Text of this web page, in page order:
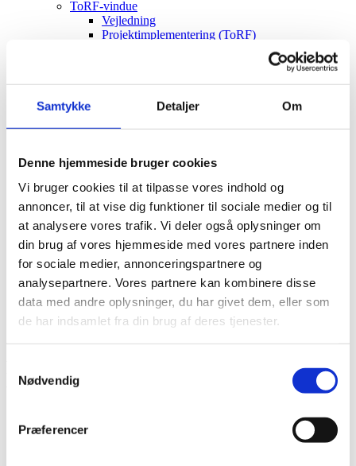
Samtykke Detaljer Om
Denne hjemmeside bruger cookies
Vi bruger cookies til at tilpasse vores indhold og
annoncer, til at vise dig funktioner til sociale medier og til
at analysere vores trafik. Vi deler også oplysninger om
din brug af vores hjemmeside med vores partnere inden
for sociale medier, annonceringspartnere og
analysepartnere. Vores partnere kan kombinere disse
data med andre oplysninger, du har givet dem, eller som
de har indsamlet fra din brug af deres tjenester.
Nødvendig
Præferencer
ToRF-vindue
Vejledning
Projektimplementering (ToRF)
Værdier og vision
Udviklingssyn
Folkelig forankring
Organisation
Bestyrelse og Bevillingsudvalg
Medlemmer og partnere
Sekretariatet
Se flere kontaktoplysninger
Kalender
Kurser
Nyhedsbrev
Flame Cambodja - styrkelse af moderne
undervisningsmetoder af udsatte børn i